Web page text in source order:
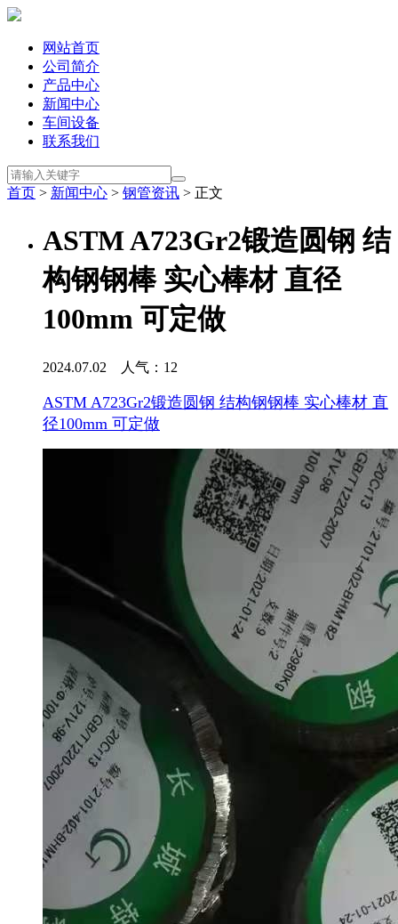
网站首页
公司简介
产品中心
新闻中心
车间设备
联系我们
首页 > 新闻中心 > 钢管资讯 > 正文
ASTM A723Gr2锻造圆钢 结
构钢钢棒 实心棒材 直径
100mm 可定做
2024.07.02 人气： 12
ASTM A723Gr2锻造圆钢 结构钢钢棒 实心棒材 直
径100mm 可定做